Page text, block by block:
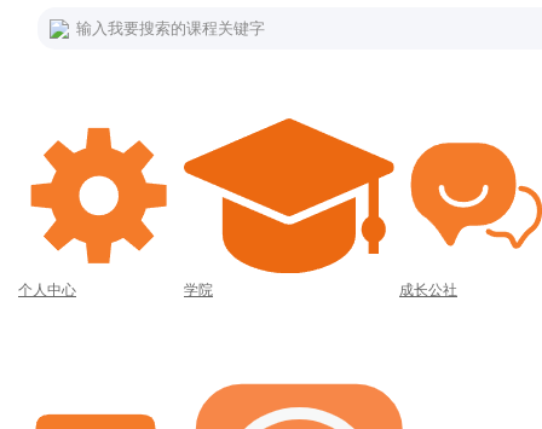
输入我要搜索的课程关键字
个人中心 学院 成长公社